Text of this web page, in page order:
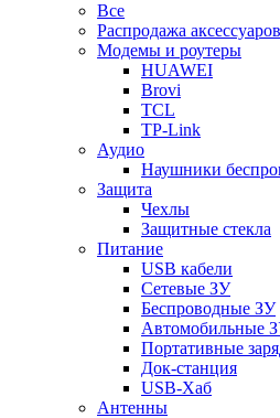
Все
Распродажа аксессуаров
Модемы и роутеры
HUAWEI
Brovi
TCL
TP-Link
Аудио
Наушники
Защита
Чехлы
Защитные стекла
Питание
USB кабели
Сетевые ЗУ
Беспроводные ЗУ
Автомобильные
Портативные
Док-станция
USB-Хаб
Антенны